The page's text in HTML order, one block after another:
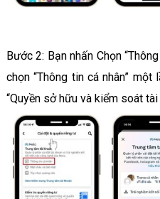
Bước 2: Bạn nhấn Chọn
chọn “Thông tin cá nhân”
“Quyền sở hữu và kiểm soát tài